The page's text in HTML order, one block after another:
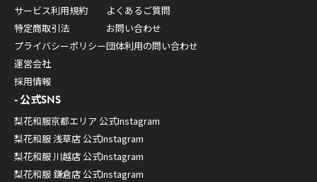
サービス利用規約
特定商取引法
プライバシーポリシー
運営会社
採用情報
よくあるご質問
お問い合わせ
団体利用の問い合わせ
公式SNS
梨花和服京都エリア 公式Instagram
梨花和服 浅草店 公式Instagram
梨花和服 川越店 公式Instagram
梨花和服 鎌倉店 公式Instagram